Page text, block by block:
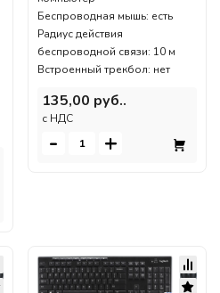
Беспроводная мышь: есть
Радиус действия
беспроводной связи: 10 м
Встроенный трекбол: нет
135,00 руб..
c НДС
- +